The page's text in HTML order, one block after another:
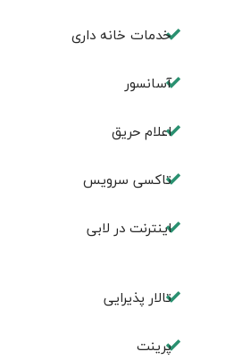
خدمات خانه داری
آسانسور
اعلام حریق
تاکسی سرویس
اینترنت در لابی
تالار پذیرایی
پرینت